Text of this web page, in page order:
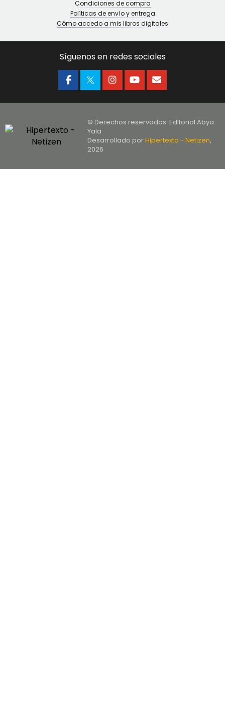
Condiciones de compra
Políticas de envío y entrega
Cómo accedo a mis libros digitales
Síguenos en redes sociales
© Derechos reservados. Editorial Abya
Yala
Desarrollado porHipertexto - Netizen,
2026